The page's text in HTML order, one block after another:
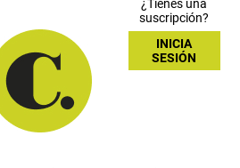
¿Tienes una
suscripción?
INICIA
SESIÓN